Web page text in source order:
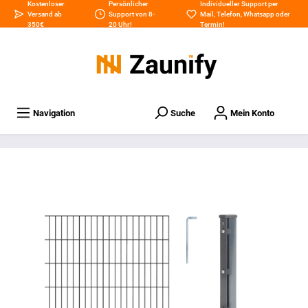
Kostenloser
Versand ab
350€
Persönlicher
Support von 8-
20 Uhr!
Individueller Support per
Mail,Telefon,Whatsappoder
Termin!
Navigation Suche Mein Konto